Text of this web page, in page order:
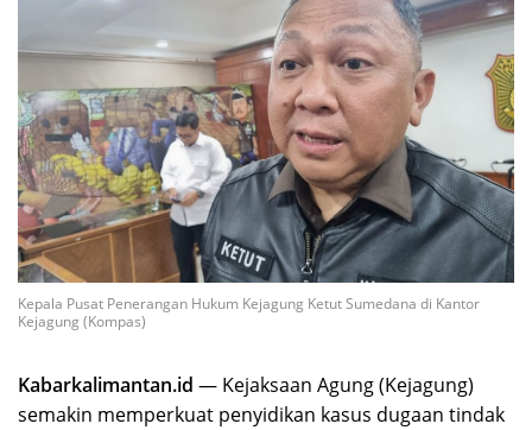
Kepala Pusat Penerangan Hukum Kejagung Ketut Sumedana di Kantor
Kejagung (Kompas)
Kabarkalimantan.id — Kejaksaan Agung (Kejagung)
semakin memperkuat penyidikan kasus dugaan tindak